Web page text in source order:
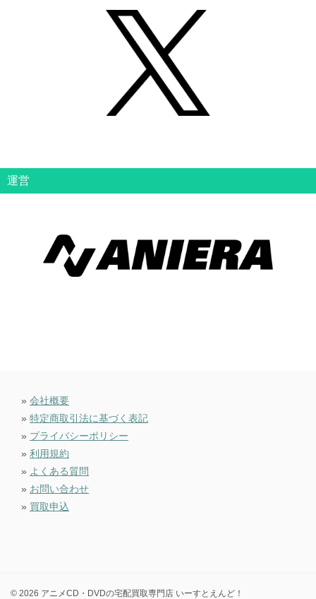
運営
» 会社概要
» 特定商取引法に基づく表記
» プライバシーポリシー
» 利用規約
» よくある質問
» お問い合わせ
» 買取申込
© 2026 アニメCD・DVDの宅配買取専門店 いーすとえんど！